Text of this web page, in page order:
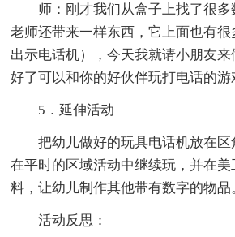
师：刚才我们从盒子上找了很
老师还带来一样东西，它上面也有
出示电话机），今天我就请小朋友
好了可以和你的好伙伴玩打电话的游
5．延伸活动
把幼儿做好的玩具电话机放在
在平时的区域活动中继续玩，并在
料，让幼儿制作其他带有数字的物品
活动反思：